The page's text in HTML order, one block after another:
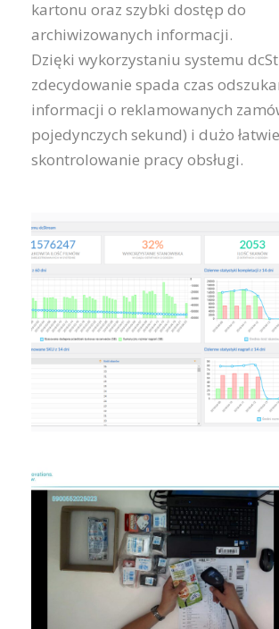
kartonu oraz szybki dostęp do
archiwizowanych informacji.
Dzięki wykorzystaniu systemu
zdecydowanie spada czas
informacji o reklamowanych
pojedynczych sekund) i dużo
skontrolowanie pracy obsługi.